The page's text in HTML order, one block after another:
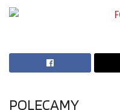
POLECAMY